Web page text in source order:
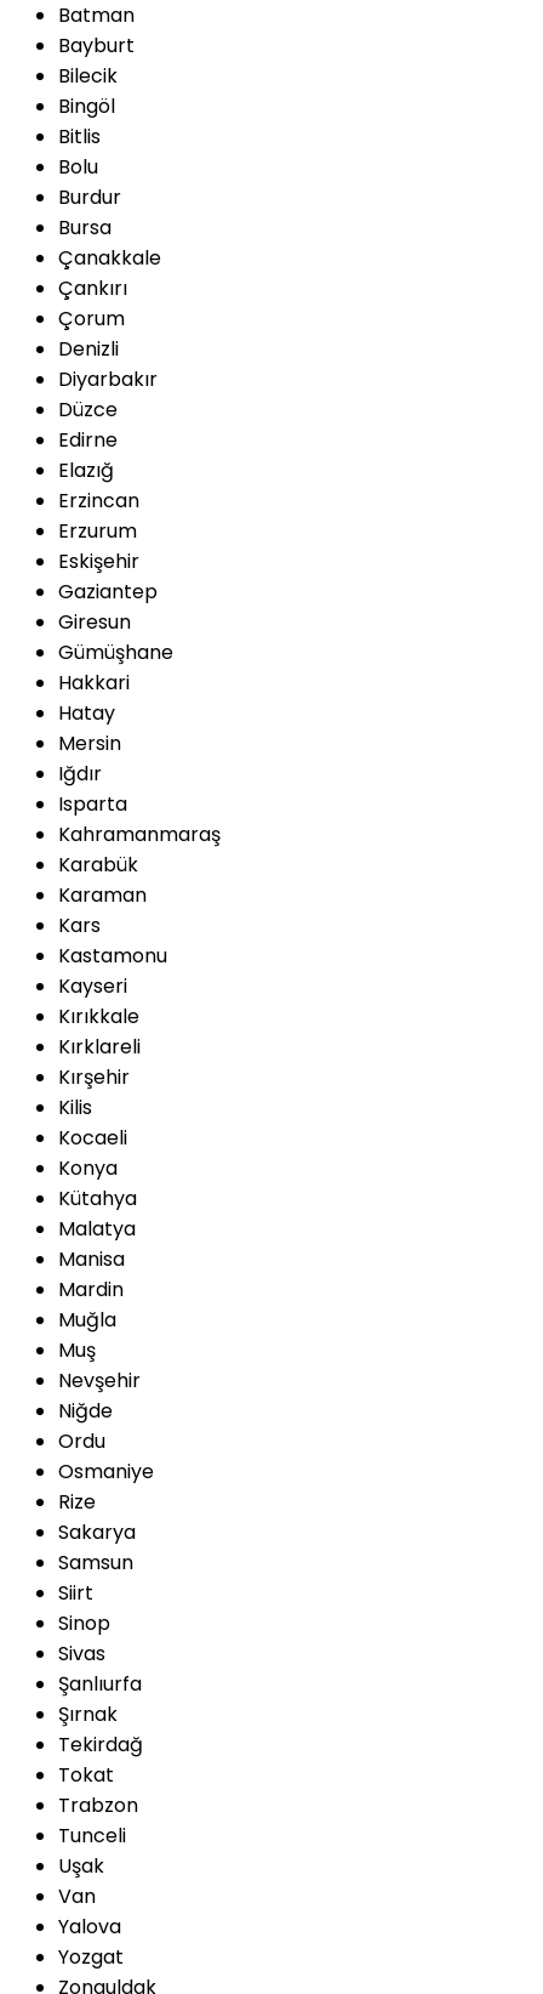
Batman
Bayburt
Bilecik
Bingöl
Bitlis
Bolu
Burdur
Bursa
Çanakkale
Çankırı
Çorum
Denizli
Diyarbakır
Düzce
Edirne
Elazığ
Erzincan
Erzurum
Eskişehir
Gaziantep
Giresun
Gümüşhane
Hakkari
Hatay
Mersin
Iğdır
Isparta
Kahramanmaraş
Karabük
Karaman
Kars
Kastamonu
Kayseri
Kırıkkale
Kırklareli
Kırşehir
Kilis
Kocaeli
Konya
Kütahya
Malatya
Manisa
Mardin
Muğla
Muş
Nevşehir
Niğde
Ordu
Osmaniye
Rize
Sakarya
Samsun
Siirt
Sinop
Sivas
Şanlıurfa
Şırnak
Tekirdağ
Tokat
Trabzon
Tunceli
Uşak
Van
Yalova
Yozgat
Zonguldak